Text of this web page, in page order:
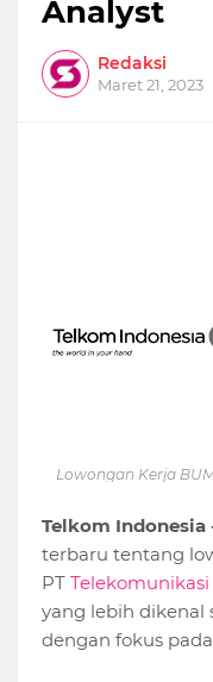
Analyst
Redaksi
Maret 21, 2023
Lowongan Kerja
Telkom Indonesia
terbaru tentang
PT
yang lebih dikenal
dengan fokus